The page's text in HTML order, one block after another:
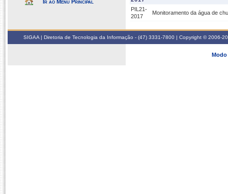
Ir ao Menu Principal
PIL21-
2017
Monitoramento da água de
SIGAA | Diretoria de Tecnologia da Informação - (47) 3331-7800 | Copyright © 2006-
Modo